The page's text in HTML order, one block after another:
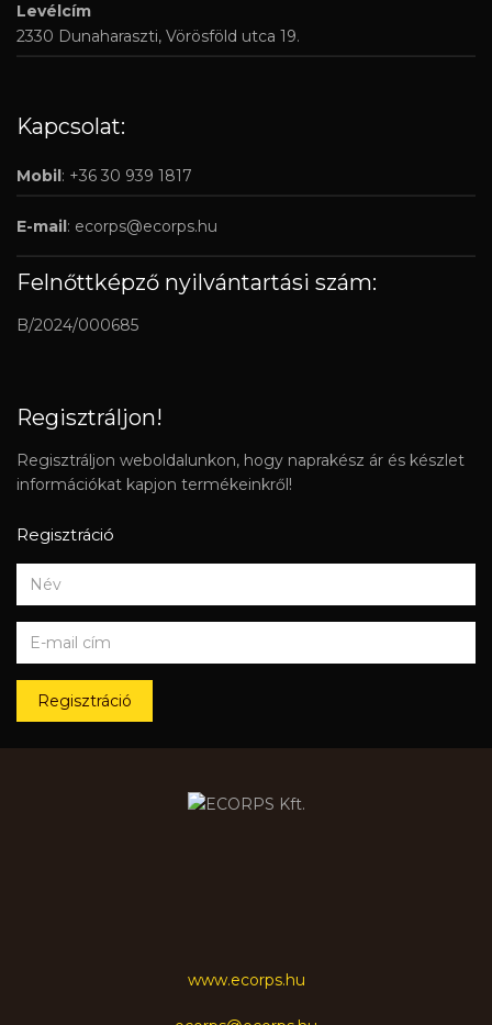
Levélcím
2330 Dunaharaszti, Vörösföld utca 19.
Kapcsolat:
Mobil: +36 30 939 1817
E-mail: ecorps@ecorps.hu
Felnőttképző nyilvántartási szám:
B/2024/000685
Regisztráljon!
Regisztráljon weboldalunkon, hogy naprakész ár és készlet
információkat kapjon termékeinkről!
Regisztráció
Regisztráció
www.ecorps.hu